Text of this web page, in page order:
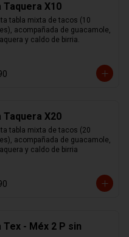
Taquera X10
tabla mixta de tacos (10
acompañada de guacamole,
y caldo de birria.
Taquera X20
tabla mixta de tacos (20
acompañada de guacamole,
y caldo de birria
Tex - Méx 2 P sin